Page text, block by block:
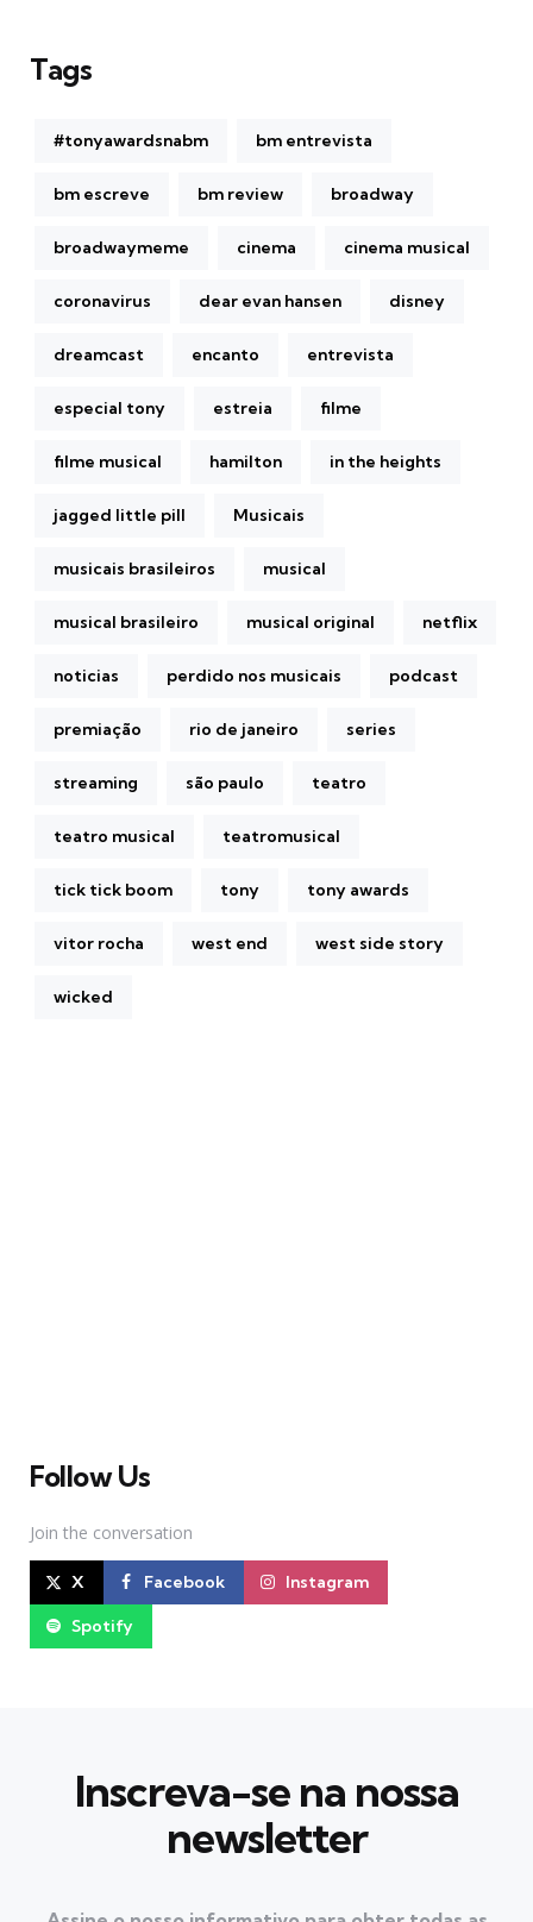
Tags
#tonyawardsnabm bm entrevista
bm escreve bm review broadway
broadwaymeme cinema cinema musical
coronavirus dear evan hansen disney
dreamcast encanto entrevista
especial tony estreia filme
filme musical hamilton in the heights
jagged little pill Musicais
musicais brasileiros musical
musical brasileiro musical original netflix
noticias perdido nos musicais podcast
premiação rio de janeiro series
streaming são paulo teatro
teatro musical teatromusical
tick tick boom tony tony awards
vitor rocha west end west side story
wicked
Follow Us
Join the conversation
X Facebook Instagram
Spotify
Inscreva-se na nossa
newsletter